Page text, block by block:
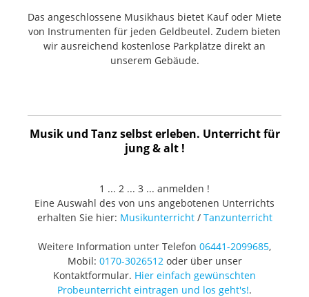
Das angeschlossene Musikhaus bietet Kauf oder Miete
von Instrumenten für jeden Geldbeutel. Zudem bieten
wir ausreichend kostenlose Parkplätze direkt an
unserem Gebäude.
Musik und Tanz selbst erleben. Unterricht für
jung & alt !
1 ... 2 ... 3 ... anmelden !
Eine Auswahl des von uns angebotenen Unterrichts
erhalten Sie hier: Musikunterricht/ Tanzunterricht
Weitere Information unter Telefon 06441-2099685,
Mobil: 0170-3026512oder über unser
Kontaktformular. Hier einfach gewünschten
Probeunterricht eintragen und los geht's!.